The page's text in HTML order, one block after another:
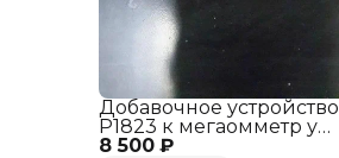
8 500 ₽
Добавочное устройство
Р1823 к мегаомметр у
м1503, м1603, 220В